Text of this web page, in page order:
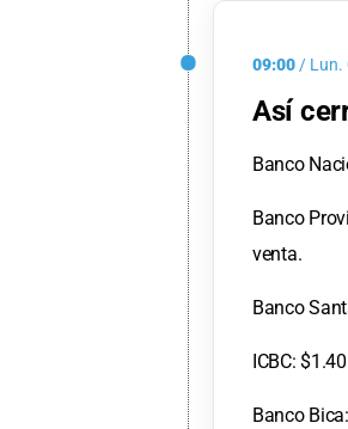
09:00/ Lun.
Así
Banco
Banco
venta.
Banco
ICBC:
Banco